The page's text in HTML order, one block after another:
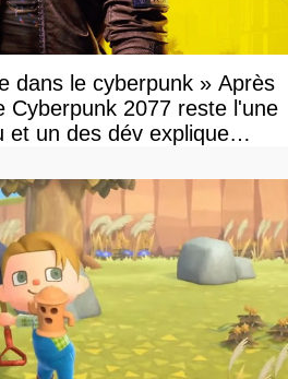
dans le cyberpunk » Après
Cyberpunk 2077 reste l'une
et un des dév explique